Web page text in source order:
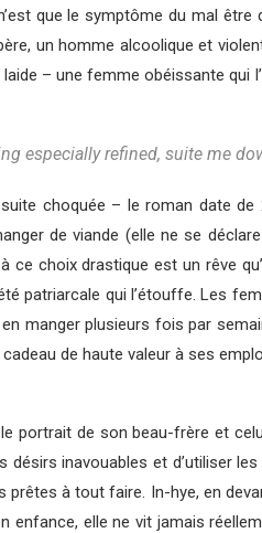
que le symptôme du mal être
un homme alcoolique et
– une femme obéissante qui
especially refined, suite me
choquée – le roman date
de viande (elle ne se
ce choix drastique est un rêve
patriarcale qui l’étouffe. Les
manger plusieurs fois par
de haute valeur à ses
portrait de son beau-frère et
désirs inavouables et d’utiliser
à tout faire. In-hye, en
elle ne vit jamais